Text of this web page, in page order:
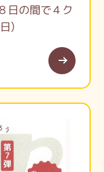
日の間で４ク
）